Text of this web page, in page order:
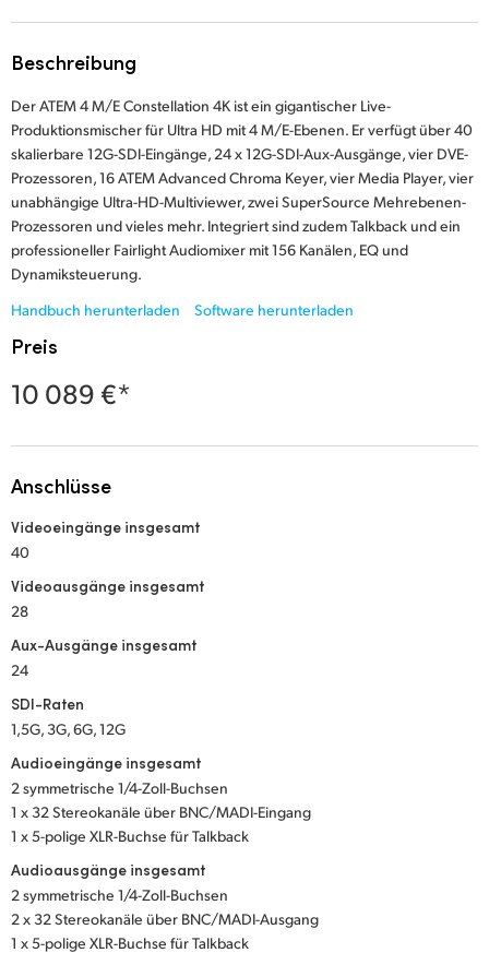
Finland
France
Germany
Hong Kong SAR, China
India
Italy
Japan
Mexico
Malaysia
Netherlands
New Zealand
Norway
Singapore
South Africa
Spain
Sweden
Chinese Taipei
Beschreibung
Der ATEM 4 M/E Constellation 4K ist ein gigantischer Live-
Produktionsmischer für Ultra HD mit 4 M/E-Ebenen. Er verfügt über 40
skalierbare 12G-SDI-Eingänge, 24 x 12G-SDI-Aux-Ausgänge, vier DVE-
Prozessoren, 16 ATEM Advanced Chroma Keyer, vier Media Player, vier
unabhängige Ultra-HD-Multiviewer, zwei SuperSource Mehrebenen-
Prozessoren und vieles mehr. Integriert sind zudem Talkback und ein
professioneller Fairlight Audiomixer mit 156 Kanälen, EQ und
Dynamiksteuerung.
Handbuch herunterladen
Software herunterladen
Preis
10 089 €*
Anschlüsse
Videoeingänge insgesamt
40
Videoausgänge insgesamt
28
Aux-Ausgänge insgesamt
24
SDI-Raten
1,5G, 3G, 6G, 12G
Audioeingänge insgesamt
2 symmetrische 1/4-Zoll-Buchsen
1 x 32 Stereokanäle über BNC/MADI-Eingang
1 x 5-polige XLR-Buchse für Talkback
Audioausgänge insgesamt
2 symmetrische 1/4-Zoll-Buchsen
2 x 32 Stereokanäle über BNC/MADI-Ausgang
1 x 5-polige XLR-Buchse für Talkback